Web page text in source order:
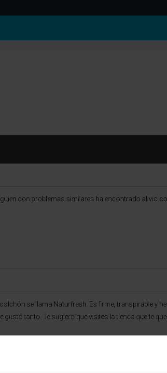
con problemas similares ha encontrado alivio
se llama Naturfresh. Es firme, transpirable y
tanto. Te sugiero que visites la tienda que te